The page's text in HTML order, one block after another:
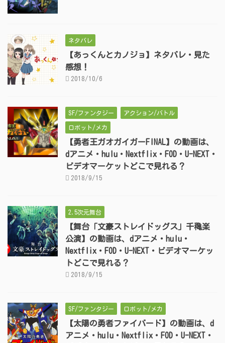
ネタバレ
【あっくんとカノジョ】ネタバレ・見た
感想！
2018/10/6
SF/ファンタジー アクション/バトル
ロボット/メカ
【勇者王ガオガイガーFINAL】の動画は、
dアニメ・hulu・Nextflix・FOD・U-NEXT・
ビデオマーケットどこで見れる？
2018/9/15
2.5次元舞台
【舞台「文豪ストレイドッグス」千穐楽
公演】の動画は、dアニメ・hulu・
Nextflix・FOD・U-NEXT・ビデオマーケッ
トどこで見れる？
2018/9/15
SF/ファンタジー ロボット/メカ
【太陽の勇者ファイバード】の動画は、d
アニメ・hulu・Nextflix・FOD・U-NEXT・